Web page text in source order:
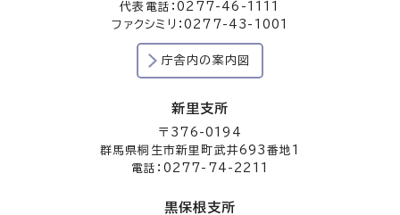
代表電話：0277-46-1111
ファクシミリ：0277-43-1001
庁舎内の案内図
新里支所
〒376-0194
群馬県桐生市新里町武井693番地1
電話：0277-74-2211
黒保根支所